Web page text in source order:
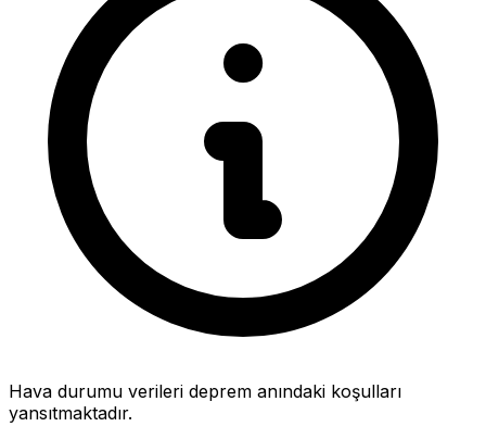
Hava durumu verileri deprem anındaki koşulları
yansıtmaktadır.